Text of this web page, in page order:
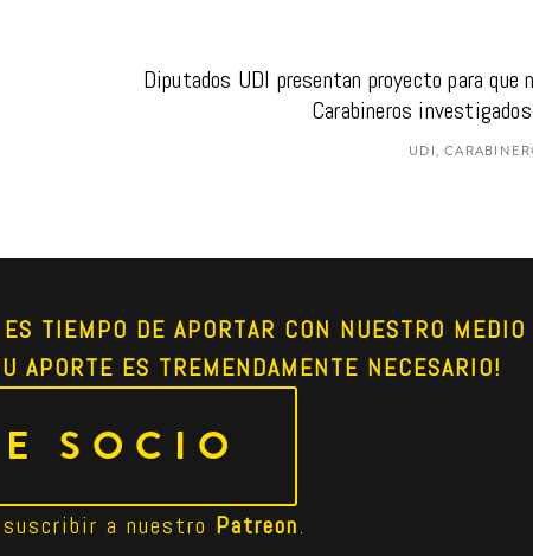
Diputados UDI presentan proyecto para que
Carabineros investigados
UDI,
TIEMPO DE APORTAR CON NUESTRO MEDIO
APORTE ES TREMENDAMENTE NECESARIO!
SOCIO
a nuestro Patreon.